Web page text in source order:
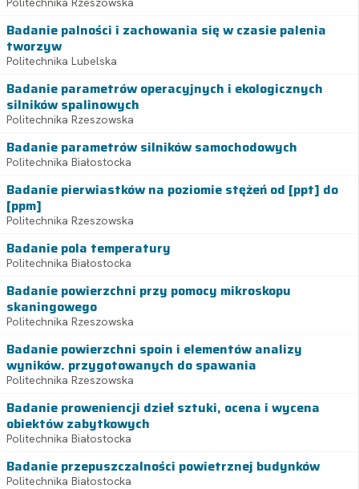
Badanie palności i zachowania się w czasie palenia
tworzyw
Politechnika Lubelska
Badanie parametrów operacyjnych i ekologicznych
silników spalinowych
Politechnika Rzeszowska
Badanie parametrów silników samochodowych
Politechnika Białostocka
Badanie pierwiastków na poziomie stężeń od [ppt] do
[ppm]
Politechnika Rzeszowska
Badanie pola temperatury
Politechnika Białostocka
Badanie powierzchni przy pomocy mikroskopu
skaningowego
Politechnika Rzeszowska
Badanie powierzchni spoin i elementów analizy
wyników. przygotowanych do spawania
Politechnika Rzeszowska
Badanie proweniencji dzieł sztuki, ocena i wycena
obiektów zabytkowych
Politechnika Białostocka
Badanie przepuszczalności powietrznej budynków
Politechnika Białostocka